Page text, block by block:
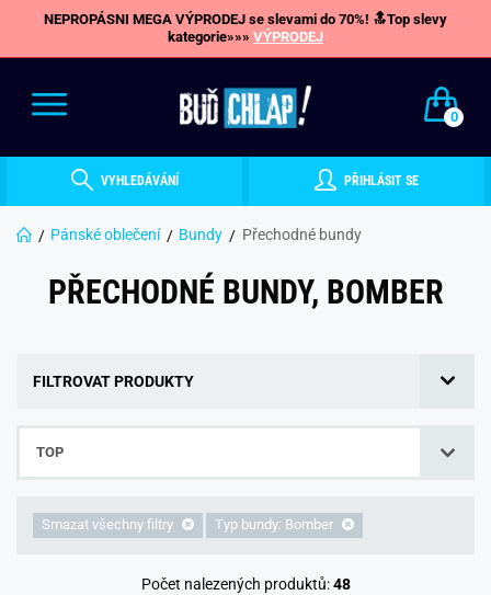
NEPROPÁSNI MEGA VÝPRODEJ se slevami do 70%! 🔝Top slevy
kategorie»»» VÝPRODEJ
0
VYHLEDÁVÁNÍ PŘIHLÁSIT SE
Pánské oblečení Bundy Přechodné bundy
PŘECHODNÉ BUNDY, BOMBER
FILTROVAT PRODUKTY
TOP
Smazat všechny filtry Typ bundy: Bomber
Počet nalezených produktů:48